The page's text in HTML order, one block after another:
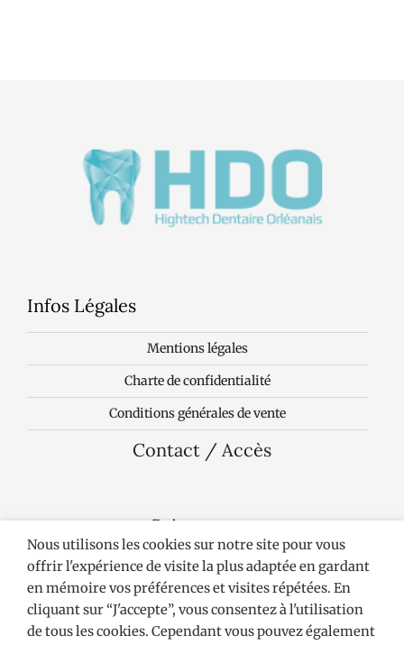
Infos Légales
Mentions légales
Charte de confidentialité
Conditions générales de vente
Contact / Accès
Suivez-nous
Nous utilisons les cookies sur notre site pour vous
offrir l'expérience de visite la plus adaptée en gardant
en mémoire vos préférences et visites répétées. En
cliquant sur “J'accepte”, vous consentez à l'utilisation
de tous les cookies. Cependant vous pouvez également